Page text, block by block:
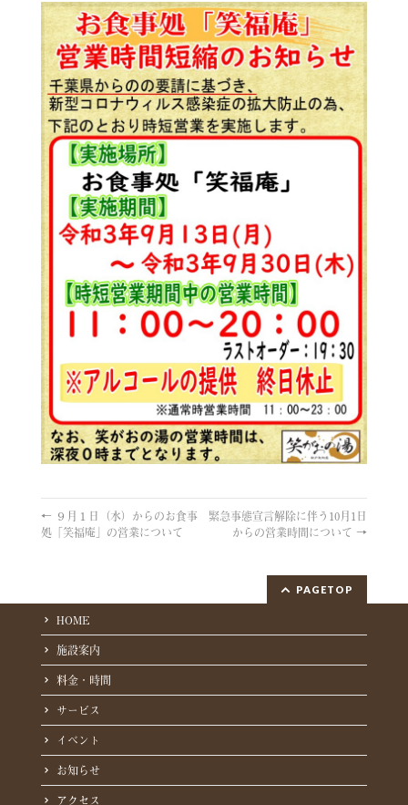
← ９月１日（水）からのお食事
処「笑福庵」の営業について
緊急事態宣言解除に伴う10月1日
からの営業時間について →
PAGETOP
HOME
施設案内
料金・時間
サービス
イベント
お知らせ
アクセス